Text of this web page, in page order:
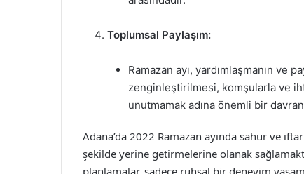
Toplumsal Paylaşım:
Ramazan ayı, yardımlaşmanın ve
zenginleştirilmesi, komşularla ve
unutmamak adına önemli bir
Adana’da 2022 Ramazan ayında sahur ve
şekilde yerine getirmelerine olanak
planlamalar, sadece ruhsal bir deneyim